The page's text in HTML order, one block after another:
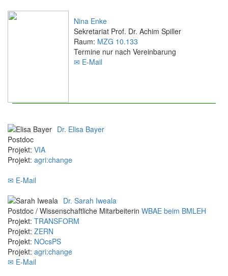
Nina Enke
Sekretariat Prof. Dr. Achim Spiller
Raum: MZG 10.133
Termine nur nach Vereinbarung
✉ E-Mail
Dr. Elisa Bayer
Postdoc
Projekt: VIA
Projekt: agri:change
✉ E-Mail
Dr. Sarah Iweala
Postdoc / Wissenschaftliche Mitarbeiterin WBAE beim BMLEH
Projekt: TRANSFORM
Projekt: ZERN
Projekt: NOcsPS
Projekt: agri:change
✉ E-Mail